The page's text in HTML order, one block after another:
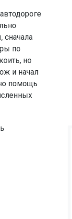
сначала
по
но
и начал
помощь